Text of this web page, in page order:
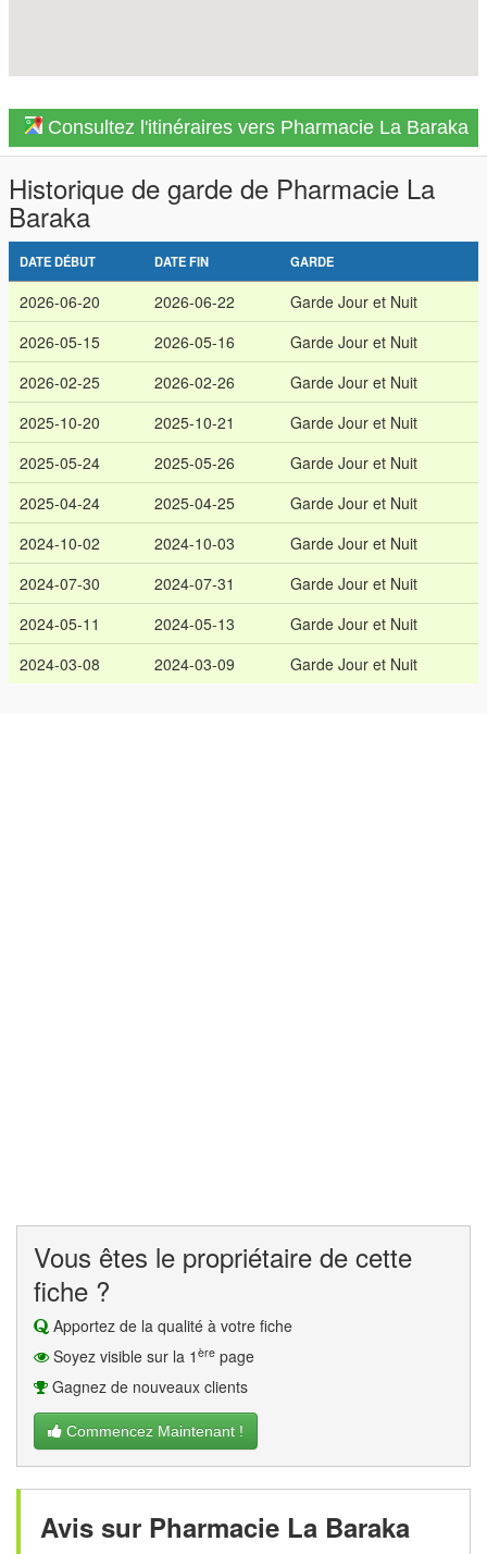
Consultez l'itinéraires vers Pharmacie La Baraka
Historique de garde de Pharmacie La
Baraka
DATE DÉBUT DATE FIN GARDE
2026-06-20 2026-06-22
Garde Jour et Nuit
2026-05-15
2026-05-16
Garde Jour et Nuit
2026-02-25
2026-02-26
Garde Jour et Nuit
2025-10-20
2025-10-21
Garde Jour et Nuit
2025-05-24
2025-05-26
Garde Jour et Nuit
2025-04-24
2025-04-25
Garde Jour et Nuit
2024-10-02
2024-10-03
Garde Jour et Nuit
2024-07-30
2024-07-31
Garde Jour et Nuit
2024-05-11
2024-05-13
Garde Jour et Nuit
2024-03-08
2024-03-09 Garde Jour et Nuit
Vous êtes le propriétaire de cette
fiche ?
Apportez de la qualité à votre fiche
Soyez visible sur la 1 ère page
Gagnez de nouveaux clients
Commencez Maintenant !
Avis sur Pharmacie La Baraka